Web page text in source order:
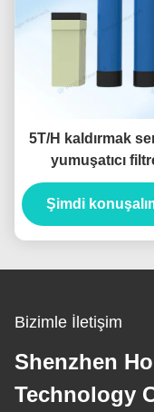
5T/H kaldırmak
yumuşatıcı
ateşlenen motorlar
yüksek
Şimdi
Bizimle İletişim
Shenzhen
Technology